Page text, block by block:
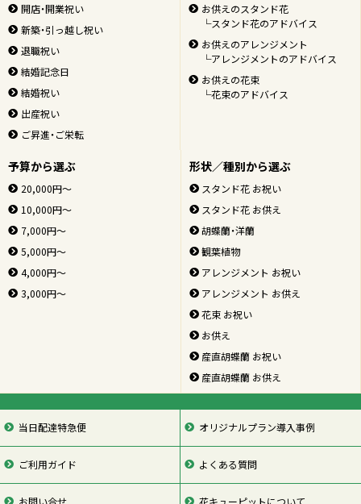
開店・開業祝い
新築・引っ越し祝い
退職祝い
結婚記念日
結婚祝い
出産祝い
ご昇進・ご栄転
お供えのスタンド花
└スタンド花のアドバイス
お供えのアレンジメント
└アレンジメントのアドバイス
お供えの花束
└花束のアドバイス
予算から選ぶ
20,000円～
10,000円～
7,000円～
5,000円～
4,000円～
3,000円～
形状／種別から選ぶ
スタンド花 お祝い
スタンド花 お供え
胡蝶蘭・洋蘭
観葉植物
アレンジメント お祝い
アレンジメント お供え
花束 お祝い
お供え
産直胡蝶蘭 お祝い
産直胡蝶蘭 お供え
当日配達特急便 オリジナルプラン導入事例
ご利用ガイド よくある質問